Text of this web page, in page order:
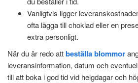
Vanligtvis ligger
ofta lägga till choklad eller en
extra personligt.
När du är redo attbeställa blommor
leveransinformation, datum och
till att boka i god tid vid helgdagar och